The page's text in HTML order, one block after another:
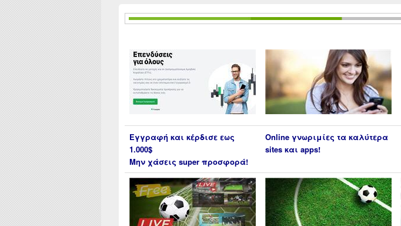
Εγγραφή και κέρδισε εως
1.000$
Μην χάσεις super προσφορά!
Online γνωριμίες τα καλύτερα
sites και apps!